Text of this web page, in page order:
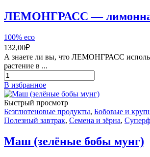
ЛЕМОНГРАСС —
100% eco
132,00₽
А знаете ли вы, что ЛЕМОНГРАСС
растение в ...
Количество
товара
ЛЕМОНГРАСС
-
лимонная
трава
г
В избранное
Быстрый просмотр
Безглютеновые продукты, Бобовые и
Полезный завтрак, Семена и зёрна,
Маш (зелёные бобы мунг)